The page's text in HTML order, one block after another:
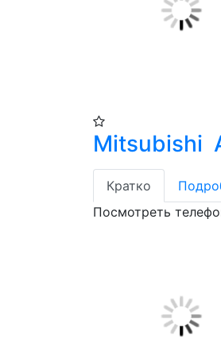
Mitsubishi
Кратко
Посмотреть